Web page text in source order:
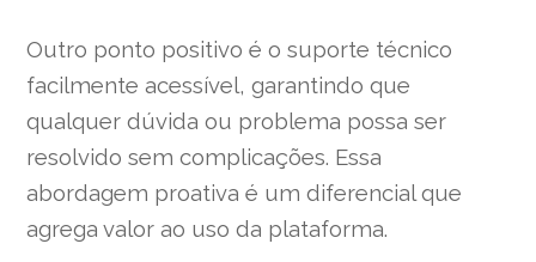
Outro ponto positivo é o suporte técnico
facilmente acessível, garantindo que
qualquer dúvida ou problema possa ser
resolvido sem complicações. Essa
abordagem proativa é um diferencial que
agrega valor ao uso da plataforma.